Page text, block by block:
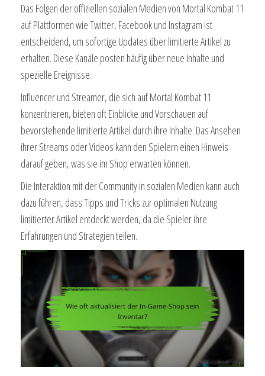
Das Folgen der offiziellen sozialen Medien von Mortal Kombat 11
auf Plattformen wie Twitter, Facebook und Instagram ist
entscheidend, um sofortige Updates über limitierte Artikel zu
erhalten. Diese Kanäle posten häufig über neue Inhalte und
spezielle Ereignisse.
Influencer und Streamer, die sich auf Mortal Kombat 11
konzentrieren, bieten oft Einblicke und Vorschauen auf
bevorstehende limitierte Artikel durch ihre Inhalte. Das Ansehen
ihrer Streams oder Videos kann den Spielern einen Hinweis
darauf geben, was sie im Shop erwarten können.
Die Interaktion mit der Community in sozialen Medien kann auch
dazu führen, dass Tipps und Tricks zur optimalen Nutzung
limitierter Artikel entdeckt werden, da die Spieler ihre
Erfahrungen und Strategien teilen.